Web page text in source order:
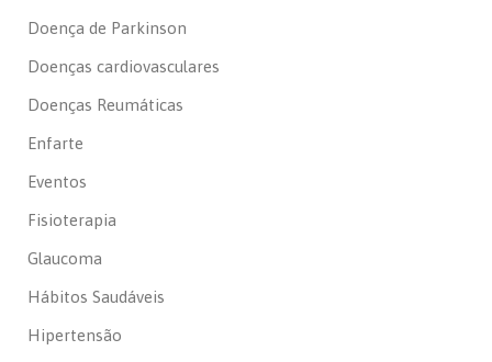
Doença de Parkinson
Doenças cardiovasculares
Doenças Reumáticas
Enfarte
Eventos
Fisioterapia
Glaucoma
Hábitos Saudáveis
Hipertensão